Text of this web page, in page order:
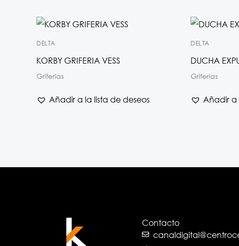
DELTA
KORBY GRIFERIA VESS
Griferías
Añadir a la lista de deseos
DELTA
DUCHA
Griferías
Añadir a
Contacto